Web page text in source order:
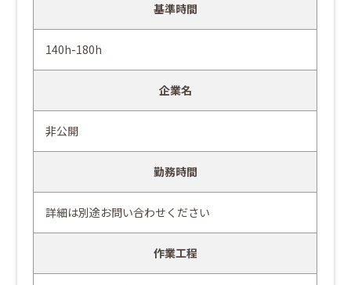
基準時間
140h-180h
企業名
非公開
勤務時間
詳細は別途お問い合わせください
作業工程